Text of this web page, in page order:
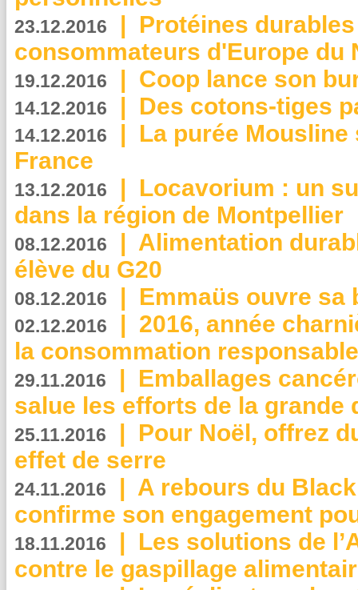
23.12.2016 | Protéines
consommateurs d'Europe du
19.12.2016 | Coop lance son
14.12.2016 | Des cotons-tiges
14.12.2016 | La purée
France
13.12.2016 | Locavorium : un
dans la région de Montpellier
08.12.2016 | Alimentation
élève du G20
08.12.2016 | Emmaüs ouvre sa
02.12.2016 | 2016, année
la consommation
29.11.2016 | Emballages
salue les efforts de la grande
25.11.2016 | Pour Noël, offrez
effet de serre
24.11.2016 | A rebours du
confirme son engagement
18.11.2016 | Les solutions de
contre le gaspillage